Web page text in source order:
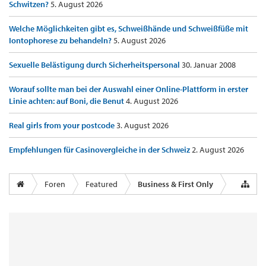
Schwitzen?5. August 2026
Welche Möglichkeiten gibt es, Schweißhände und Schweißfüße mit
Iontophorese zu behandeln?5. August 2026
Sexuelle Belästigung durch Sicherheitspersonal 30. Januar 2008
Worauf sollte man bei der Auswahl einer Online-Plattform in erster
Linie achten: auf Boni, die Benut4. August 2026
Real girls from your postcode3. August 2026
Empfehlungen für Casinovergleiche in der Schweiz2. August 2026
Foren Featured Business & First Only